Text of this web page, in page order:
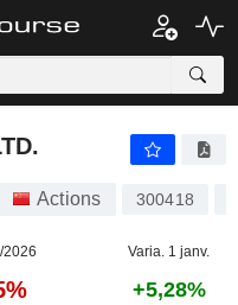
Actions 300418
2026 Varia. 1 janv.
+5,28%